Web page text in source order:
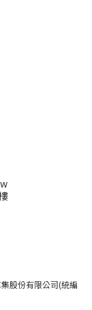
股份有限公司(統編